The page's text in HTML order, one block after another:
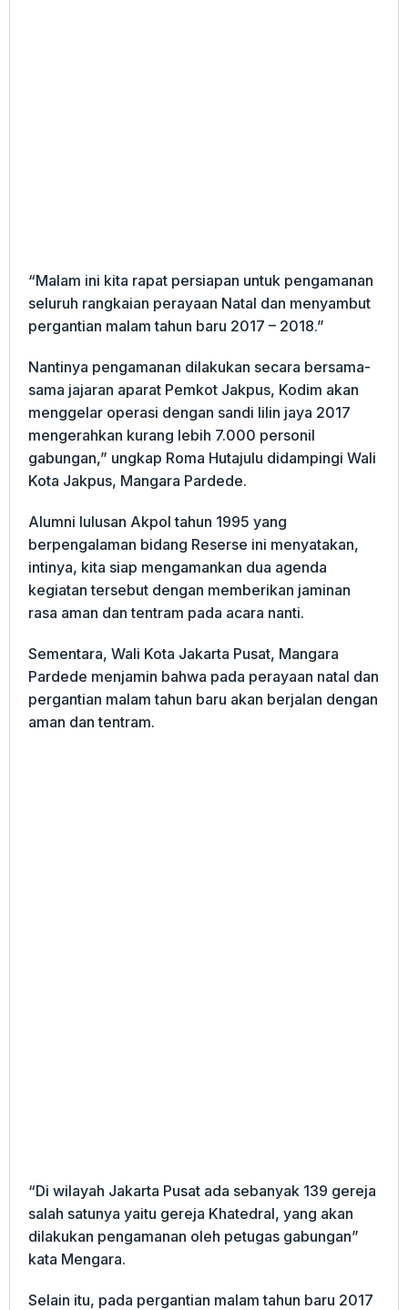
“Malam ini kita rapat persiapan untuk pengamanan
seluruh rangkaian perayaan Natal dan menyambut
pergantian malam tahun baru 2017 – 2018.”
Nantinya pengamanan dilakukan secara bersama-
sama jajaran aparat Pemkot Jakpus, Kodim akan
menggelar operasi dengan sandi lilin jaya 2017
mengerahkan kurang lebih 7.000 personil
gabungan,” ungkap Roma Hutajulu didampingi Wali
Kota Jakpus, Mangara Pardede.
Alumni lulusan Akpol tahun 1995 yang
berpengalaman bidang Reserse ini menyatakan,
intinya, kita siap mengamankan dua agenda
kegiatan tersebut dengan memberikan jaminan
rasa aman dan tentram pada acara nanti.
Sementara, Wali Kota Jakarta Pusat, Mangara
Pardede menjamin bahwa pada perayaan natal dan
pergantian malam tahun baru akan berjalan dengan
aman dan tentram.
“Di wilayah Jakarta Pusat ada sebanyak 139 gereja
salah satunya yaitu gereja Khatedral, yang akan
dilakukan pengamanan oleh petugas gabungan”
kata Mengara.
Selain itu, pada pergantian malam tahun baru 2017